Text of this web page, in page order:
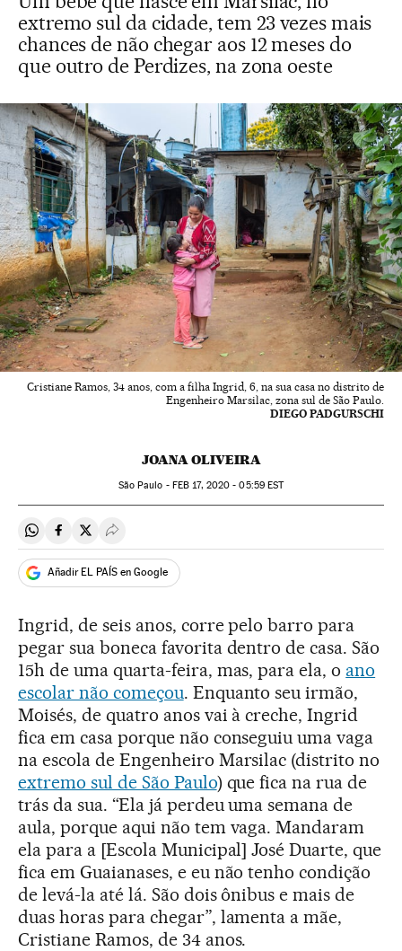
extremo sul da cidade, tem 23 vezes mais
chances de não chegar aos 12 meses do
que outro de Perdizes, na zona oeste
Cristiane Ramos, 34 anos, com a filha Ingrid, 6, na sua casa no distrito de
Engenheiro Marsilac, zona sul de São Paulo.
DIEGO PADGURSCHI
JOANA OLIVEIRA
São Paulo - FEB 17, 2020 - 05:59EST
Compartir en Whatsapp
Compartir en Facebook
Compartir en Twitter
Desplegar Redes Sociales
Añadir EL PAÍS en Google
Ingrid, de seis anos, corre pelo barro para
pegar sua boneca favorita dentro de casa. São
15h de uma quarta-feira, mas, para ela, o ano
escolar não começou. Enquanto seu irmão,
Moisés, de quatro anos vai à creche, Ingrid
fica em casa porque não conseguiu uma vaga
na escola de Engenheiro Marsilac (distrito no
extremo sul de São Paulo) que fica na rua de
trás da sua. “Ela já perdeu uma semana de
aula, porque aqui não tem vaga. Mandaram
ela para a [Escola Municipal] José Duarte, que
fica em Guaianases, e eu não tenho condição
de levá-la até lá. São dois ônibus e mais de
duas horas para chegar”, lamenta a mãe,
Cristiane Ramos, de 34 anos.